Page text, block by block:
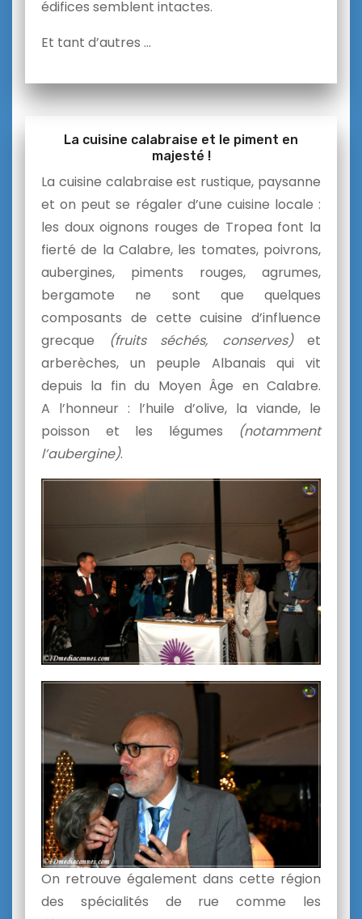
édifices semblent intactes.
Et tant d’autres …
La cuisine calabraise et le piment en
majesté !
La cuisine calabraise est rustique, paysanne
et on peut se régaler d’une cuisine locale :
les doux oignons rouges de Tropea font la
fierté de la Calabre, les tomates, poivrons,
aubergines, piments rouges, agrumes,
bergamote ne sont que quelques
composants de cette cuisine d’influence
grecque
(fruits séchés, conserves)et
arberèches, un peuple Albanais qui vit
depuis la fin du Moyen Âge en Calabre.
A l’honneur : l’huile d’olive, la viande, le
poisson et les légumes (notamment
l’aubergine).
On retrouve également dans cette région
des spécialités de rue comme les